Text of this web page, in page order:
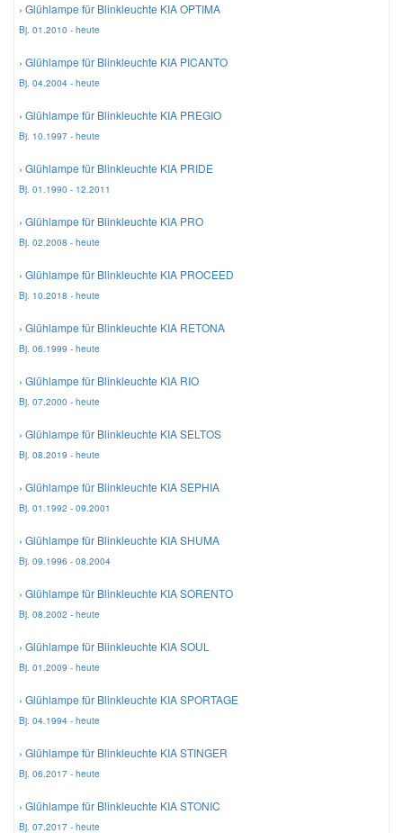
› Glühlampe für Blinkleuchte KIA OPTIMA
Bj. 01.2010 - heute
› Glühlampe für Blinkleuchte KIA PICANTO
Bj. 04.2004 - heute
› Glühlampe für Blinkleuchte KIA PREGIO
Bj. 10.1997 - heute
› Glühlampe für Blinkleuchte KIA PRIDE
Bj. 01.1990 - 12.2011
› Glühlampe für Blinkleuchte KIA PRO
Bj. 02.2008 - heute
› Glühlampe für Blinkleuchte KIA PROCEED
Bj. 10.2018 - heute
› Glühlampe für Blinkleuchte KIA RETONA
Bj. 06.1999 - heute
› Glühlampe für Blinkleuchte KIA RIO
Bj. 07.2000 - heute
› Glühlampe für Blinkleuchte KIA SELTOS
Bj. 08.2019 - heute
› Glühlampe für Blinkleuchte KIA SEPHIA
Bj. 01.1992 - 09.2001
› Glühlampe für Blinkleuchte KIA SHUMA
Bj. 09.1996 - 08.2004
› Glühlampe für Blinkleuchte KIA SORENTO
Bj. 08.2002 - heute
› Glühlampe für Blinkleuchte KIA SOUL
Bj. 01.2009 - heute
› Glühlampe für Blinkleuchte KIA SPORTAGE
Bj. 04.1994 - heute
› Glühlampe für Blinkleuchte KIA STINGER
Bj. 06.2017 - heute
› Glühlampe für Blinkleuchte KIA STONIC
Bj. 07.2017 - heute
Skoda Ersatzteile
Smart Ersatzteile
Suzuki Ersatzteile
Toyota Ersatzteile
Vauxhall Ersatzteile
Volvo Ersatzteile